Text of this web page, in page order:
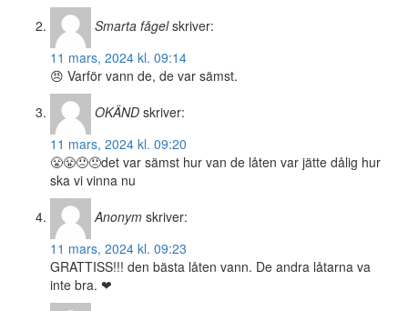
Smarta fågel skriver:
11 mars, 2024 kl. 09:14
😠 Varför vann de, de var sämst.
OKÄND skriver:
11 mars, 2024 kl. 09:20
😤😤😠😠det var sämst hur van de låten var jätte dålig hur
ska vi vinna nu
Anonym skriver:
11 mars, 2024 kl. 09:23
GRATTISS!!! den bästa låten vann. De andra låtarna va
inte bra. ❤